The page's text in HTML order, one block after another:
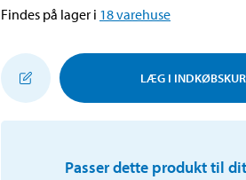
Findes på lager i 18varehuse
LÆG I
Passer dette produkt til